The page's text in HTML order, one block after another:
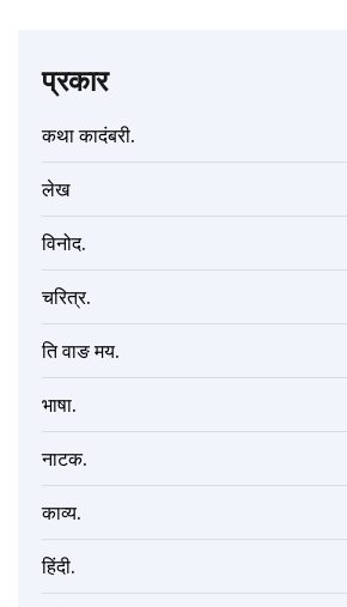
प्रकार
कथा कादंबरी.
लेख
विनोद.
चरित्र.
ति वाङ मय.
भाषा.
नाटक.
काव्य.
हिंदी.